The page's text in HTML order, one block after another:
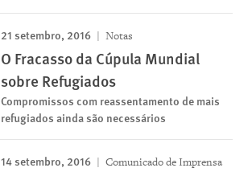
21 setembro, 2016 Notas
O Fracasso da Cúpula Mundial
sobre Refugiados
Compromissos com reassentamento de mais
refugiados ainda são necessários
14 setembro, 2016 Comunicado de Imprensa